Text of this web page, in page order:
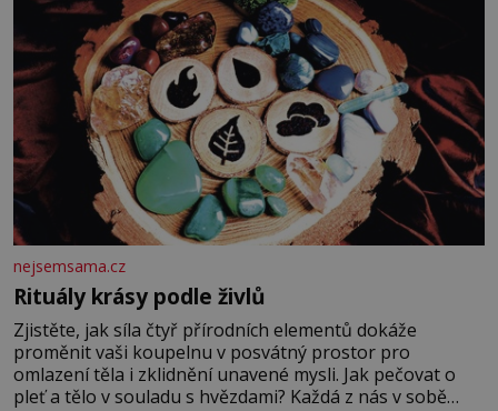
nejsemsama.cz
Rituály krásy podle živlů
Zjistěte, jak síla čtyř přírodních elementů dokáže
proměnit vaši koupelnu v posvátný prostor pro
omlazení těla i zklidnění unavené mysli. Jak pečovat o
pleť a tělo v souladu s hvězdami? Každá z nás v sobě